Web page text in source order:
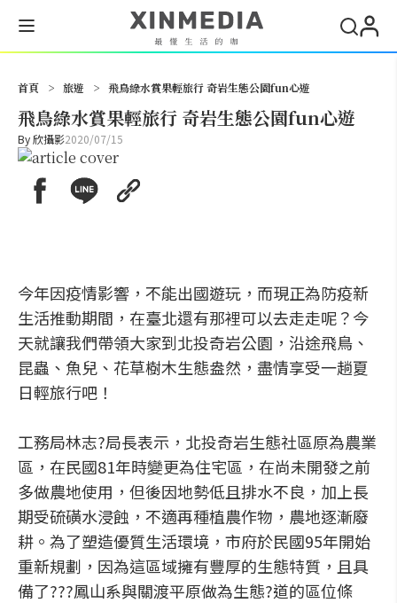
首頁 > 旅遊 > 飛鳥綠水賞果輕旅行 奇岩生態公園fun心遊
飛鳥綠水賞果輕旅行 奇岩生態公園fun心遊
By欣攝影2020/07/15
今年因疫情影響，不能出國遊玩，而現正為防疫新
生活推動期間，在臺北還有那裡可以去走走呢？今
天就讓我們帶領大家到北投奇岩公園，沿途飛鳥、
昆蟲、魚兒、花草樹木生態盎然，盡情享受一趟夏
日輕旅行吧！
工務局林志?局長表示，北投奇岩生態社區原為農業
區，在民國81年時變更為住宅區，在尚未開發之前
多做農地使用，但後因地勢低且排水不良，加上長
期受硫磺水浸蝕，不適再種植農作物，農地逐漸廢
耕。為了塑造優質生活環境，市府於民國95年開始
重新規劃，因為這區域擁有豐厚的生態特質，且具
備了???鳳山系與關渡平原做為生態?道的區位條